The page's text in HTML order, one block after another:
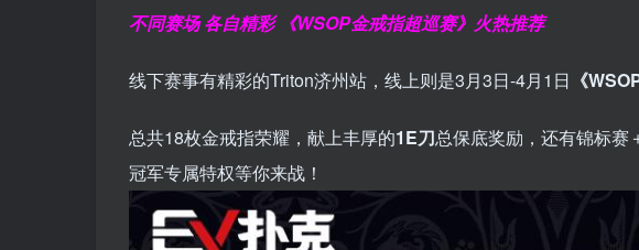
不同赛场 各自精彩 《WSOP金戒指超巡赛》火热推荐
线下赛事有精彩的Triton济州站，线上则是3月3日-4月1日 《
总共18枚金戒指荣耀，献上丰厚的1E刀总保底奖励，还有锦标赛
冠军专属特权等你来战！